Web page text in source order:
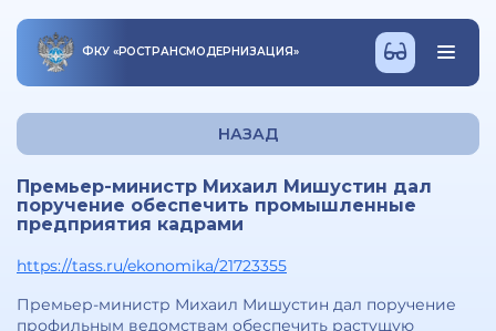
ФКУ «РОСТРАНСМОДЕРНИЗАЦИЯ»
НАЗАД
Премьер-министр Михаил Мишустин дал
поручение обеспечить промышленные
предприятия кадрами
https://tass.ru/ekonomika/21723355
Премьер-министр Михаил Мишустин дал поручение
профильным ведомствам обеспечить растущую